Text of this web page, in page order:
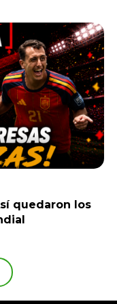
quedaron los